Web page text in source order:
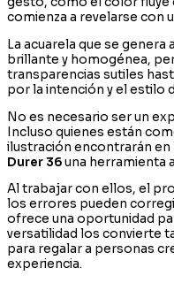
comienza a revelarse con
La acuarela que se
brillante y homogénea,
transparencias sutiles
por la intención y el estilo
No es necesario ser un
Incluso quienes están
ilustración encontrarán en
Durer 36una herramienta
Al trabajar con ellos, el
los errores pueden
ofrece una oportunidad
versatilidad los convierte
para regalar a personas
experiencia.